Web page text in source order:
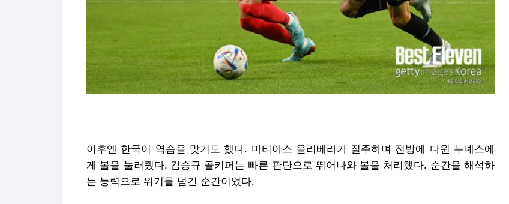
이후엔 한국이 역습을 맞기도 했다. 마티아스 올리베라가 질주하며 전방에 다윈 누녜스에
게 볼을 눌러줬다. 김승규 골키퍼는 빠른 판단으로 뛰어나와 볼을 처리했다. 순간을 해석하
는 능력으로 위기를 넘긴 순간이었다.